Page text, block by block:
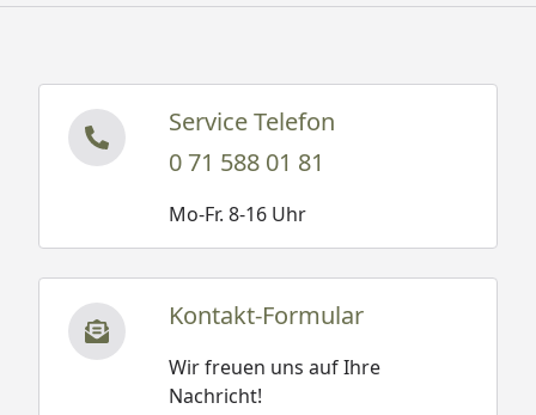
Service Telefon
0 71 588 01 81
Mo-Fr. 8-16 Uhr
Kontakt-Formular
Wir freuen uns auf Ihre
Nachricht!